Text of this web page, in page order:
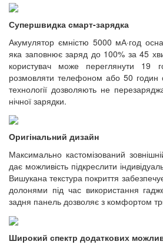
Супершвидка смарт-зарядка
Акумулятор ємністю 5000 мА·год
яка заповнює заряд до 100% за 45
користувач може переглянути 19
розмовляти телефоном або 50 годин
технології дозволяють не
нічної зарядки.
Оригінальний дизайн
Максимально кастомізований
дає можливість підкреслити
Вишукана текстура покриття
долонями під час використання
задня панель дозволяє з комфортом
Широкий спектр додаткових